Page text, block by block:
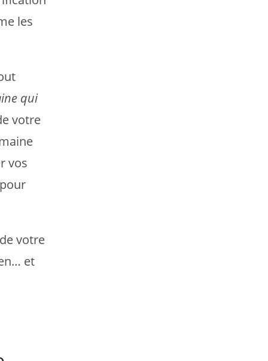
les
qui
votre
vos
votre
et